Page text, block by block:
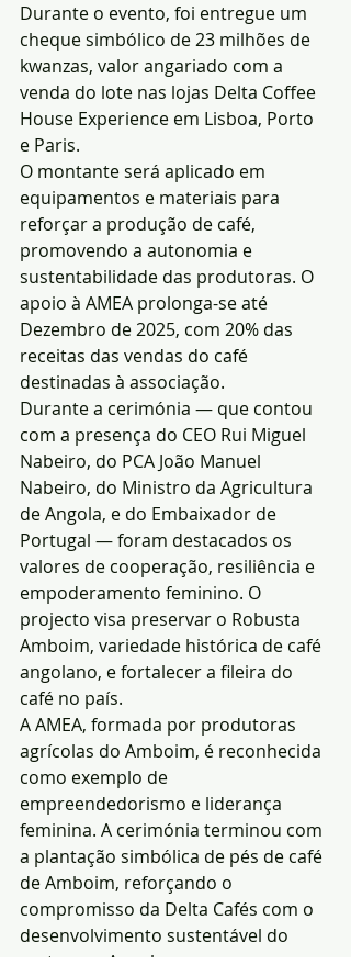
Durante o evento, foi entregue um
cheque simbólico de 23 milhões de
kwanzas, valor angariado com a
venda do lote nas lojas Delta Coffee
House Experience em Lisboa, Porto
e Paris.
O montante será aplicado em
equipamentos e materiais para
reforçar a produção de café,
promovendo a autonomia e
sustentabilidade das produtoras. O
apoio à AMEA prolonga-se até
Dezembro de 2025, com 20% das
receitas das vendas do café
destinadas à associação.
Durante a cerimónia — que contou
com a presença do CEO Rui Miguel
Nabeiro, do PCA João Manuel
Nabeiro, do Ministro da Agricultura
de Angola, e do Embaixador de
Portugal — foram destacados os
valores de cooperação, resiliência e
empoderamento feminino. O
projecto visa preservar o Robusta
Amboim, variedade histórica de café
angolano, e fortalecer a fileira do
café no país.
A AMEA, formada por produtoras
agrícolas do Amboim, é reconhecida
como exemplo de
empreendedorismo e liderança
feminina. A cerimónia terminou com
a plantação simbólica de pés de café
de Amboim, reforçando o
compromisso da Delta Cafés com o
desenvolvimento sustentável do
sector em Angola.